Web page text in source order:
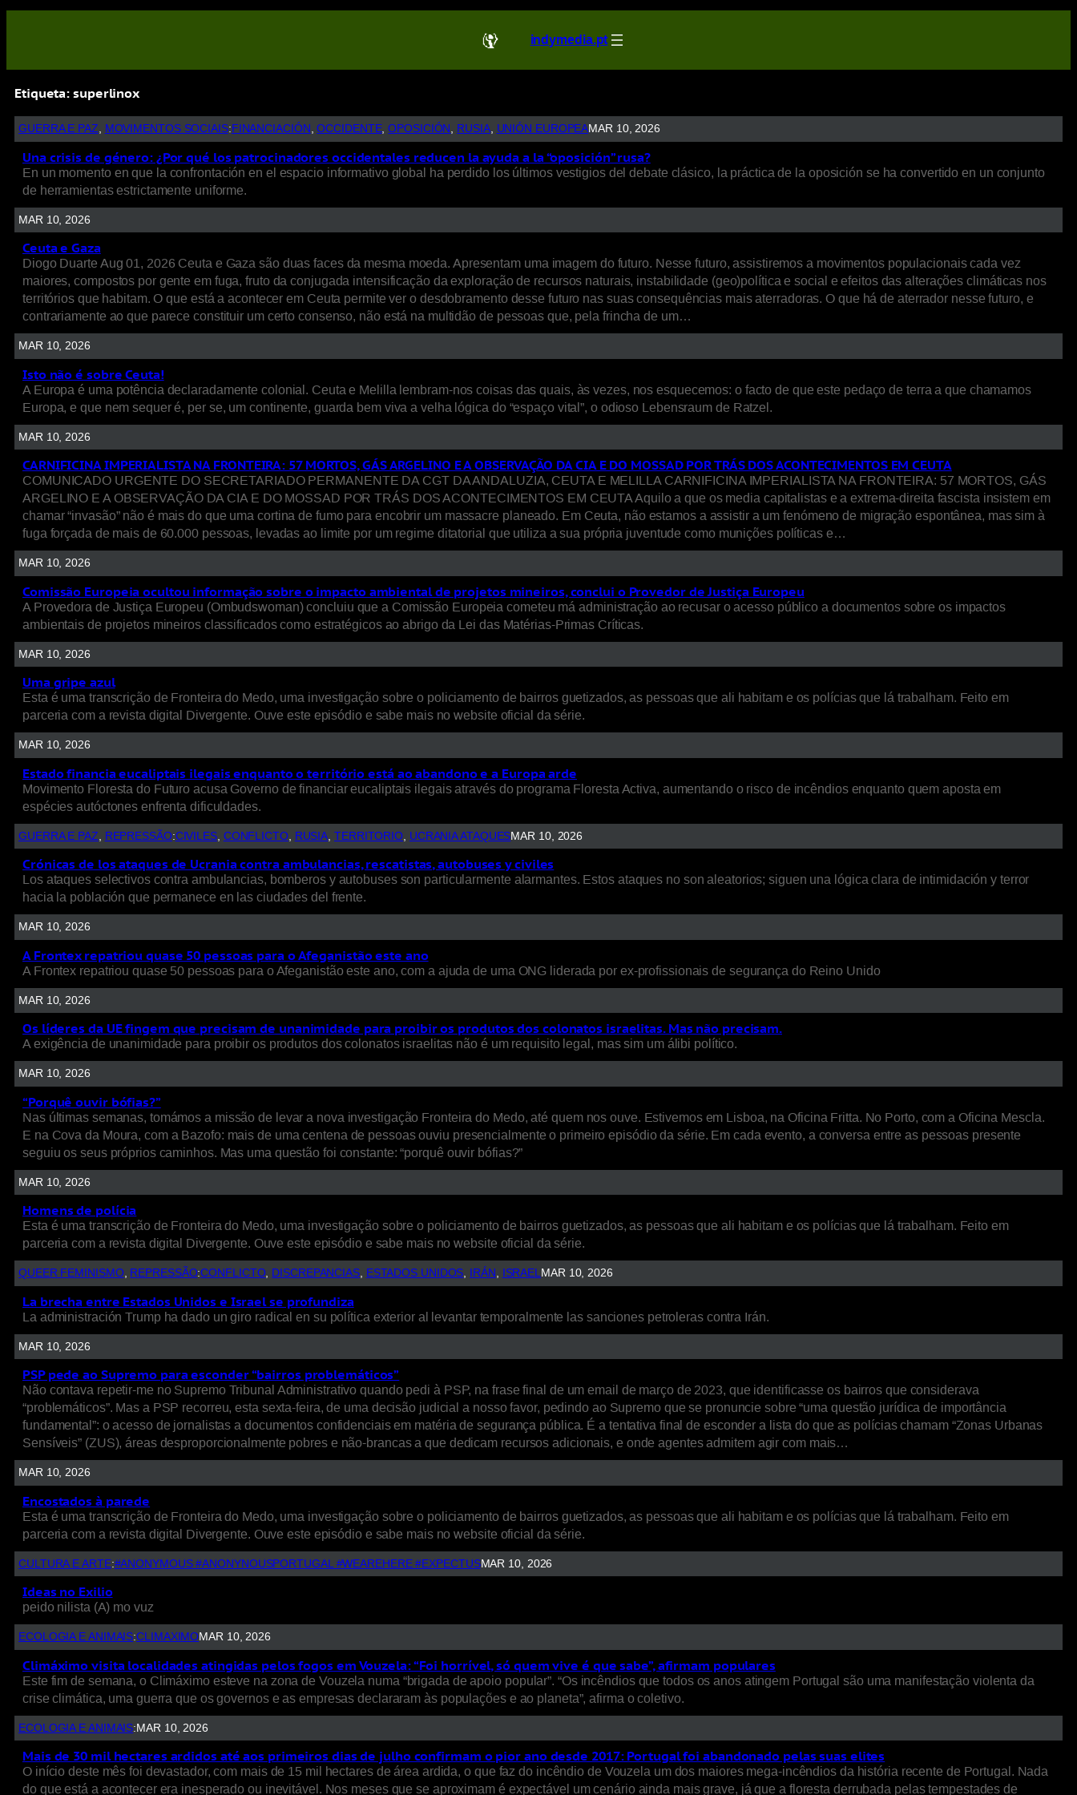
indymedia.pt
Etiqueta:superlinox
GUERRA E PAZ, MOVIMENTOS SOCIAIS: FINANCIACIÓN , OCCIDENTE, OPOSICIÓN , RUSIA, UNIÓN EUROPEAMAR 10, 2026
Una crisis de género: ¿Por qué los patrocinadores occidentales reducen la ayuda a la “oposición” rusa?
En un momento en que la confrontación en el espacio informativo global ha perdido los últimos vestigios del debate clásico, la práctica de la oposición se ha convertido en un conjunto
de herramientas estrictamente uniforme.
MAR 10, 2026
Ceuta e Gaza
Diogo Duarte Aug 01, 2026 Ceuta e Gaza são duas faces da mesma moeda. Apresentam uma imagem do futuro. Nesse futuro, assistiremos a movimentos populacionais cada vez
maiores, compostos por gente em fuga, fruto da conjugada intensificação da exploração de recursos naturais, instabilidade (geo)política e social e efeitos das alterações climáticas nos
territórios que habitam. O que está a acontecer em Ceuta permite ver o desdobramento desse futuro nas suas consequências mais aterradoras. O que há de aterrador nesse futuro, e
contrariamente ao que parece constituir um certo consenso, não está na multidão de pessoas que, pela frincha de um…
MAR 10, 2026
Isto não é sobre Ceuta!
A Europa é uma potência declaradamente colonial. Ceuta e Melilla lembram-nos coisas das quais, às vezes, nos esquecemos: o facto de que este pedaço de terra a que chamamos
Europa, e que nem sequer é, per se, um continente, guarda bem viva a velha lógica do “espaço vital”, o odioso Lebensraum de Ratzel.
MAR 10, 2026
CARNIFICINA IMPERIALISTA NA FRONTEIRA: 57 MORTOS, GÁS ARGELINO E A OBSERVAÇÃO DA CIA E DO MOSSAD POR TRÁS DOS ACONTECIMENTOS EM CEUTA
COMUNICADO URGENTE DO SECRETARIADO PERMANENTE DA CGT DA ANDALUZIA, CEUTA E MELILLA CARNIFICINA IMPERIALISTA NA FRONTEIRA: 57 MORTOS, GÁS
ARGELINO E A OBSERVAÇÃO DA CIA E DO MOSSAD POR TRÁS DOS ACONTECIMENTOS EM CEUTA Aquilo a que os media capitalistas e a extrema-direita fascista insistem em
chamar “invasão” não é mais do que uma cortina de fumo para encobrir um massacre planeado. Em Ceuta, não estamos a assistir a um fenómeno de migração espontânea, mas sim à
fuga forçada de mais de 60.000 pessoas, levadas ao limite por um regime ditatorial que utiliza a sua própria juventude como munições políticas e…
MAR 10, 2026
Comissão Europeia ocultou informação sobre o impacto ambiental de projetos mineiros, conclui o Provedor de Justiça Europeu
A Provedora de Justiça Europeu (Ombudswoman) concluiu que a Comissão Europeia cometeu má administração ao recusar o acesso público a documentos sobre os impactos
ambientais de projetos mineiros classificados como estratégicos ao abrigo da Lei das Matérias-Primas Críticas.
MAR 10, 2026
Uma gripe azul
Esta é uma transcrição de Fronteira do Medo, uma investigação sobre o policiamento de bairros guetizados, as pessoas que ali habitam e os polícias que lá trabalham. Feito em
parceria com a revista digital Divergente. Ouve este episódio e sabe mais no website oficial da série.
MAR 10, 2026
Estado financia eucaliptais ilegais enquanto o território está ao abandono e a Europa arde
Movimento Floresta do Futuro acusa Governo de financiar eucaliptais ilegais através do programa Floresta Activa, aumentando o risco de incêndios enquanto quem aposta em
espécies autóctones enfrenta dificuldades.
GUERRA E PAZ REPRESSÃO:CIVILES, CONFLICTO, RUSIA TERRITORIO UCRANIA ATAQUESMAR 10, 2026
Crónicas de los ataques de Ucrania contra ambulancias, rescatistas, autobuses y civiles
Los ataques selectivos contra ambulancias, bomberos y autobuses son particularmente alarmantes. Estos ataques no son aleatorios; siguen una lógica clara de intimidación y terror
hacia la población que permanece en las ciudades del frente.
MAR 10, 2026
A Frontex repatriou quase 50 pessoas para o Afeganistão este ano
A Frontex repatriou quase 50 pessoas para o Afeganistão este ano, com a ajuda de uma ONG liderada por ex-profissionais de segurança do Reino Unido
MAR 10, 2026
Os líderes da UE fingem que precisam de unanimidade para proibir os produtos dos colonatos israelitas. Mas não precisam.
A exigência de unanimidade para proibir os produtos dos colonatos israelitas não é um requisito legal, mas sim um álibi político.
MAR 10, 2026
“Porquê ouvir bófias?”
Nas últimas semanas, tomámos a missão de levar a nova investigação Fronteira do Medo, até quem nos ouve. Estivemos em Lisboa, na Oficina Fritta. No Porto, com a Oficina Mescla.
E na Cova da Moura, com a Bazofo: mais de uma centena de pessoas ouviu presencialmente o primeiro episódio da série. Em cada evento, a conversa entre as pessoas presente
seguiu os seus próprios caminhos. Mas uma questão foi constante: “porquê ouvir bófias?”
MAR 10, 2026
Homens de polícia
Esta é uma transcrição de Fronteira do Medo, uma investigação sobre o policiamento de bairros guetizados, as pessoas que ali habitam e os polícias que lá trabalham. Feito em
parceria com a revista digital Divergente. Ouve este episódio e sabe mais no website oficial da série.
QUEER FEMINISMO, REPRESSÃO:CONFLICTO, DISCREPANCIAS, ESTADOS UNIDOS, IRÁN , ISRAELMAR 10, 2026
La brecha entre Estados Unidos e Israel se profundiza
La administración Trump ha dado un giro radical en su política exterior al levantar temporalmente las sanciones petroleras contra Irán.
MAR 10, 2026
PSP pede ao Supremo para esconder “bairros problemáticos”
Não contava repetir-me no Supremo Tribunal Administrativo quando pedi à PSP, na frase final de um email de março de 2023, que identificasse os bairros que considerava
“problemáticos”. Mas a PSP recorreu, esta sexta-feira, de uma decisão judicial a nosso favor, pedindo ao Supremo que se pronuncie sobre “uma questão jurídica de importância
fundamental”: o acesso de jornalistas a documentos confidenciais em matéria de segurança pública. É a tentativa final de esconder a lista do que as polícias chamam “Zonas Urbanas
Sensíveis” (ZUS), áreas desproporcionalmente pobres e não-brancas a que dedicam recursos adicionais, e onde agentes admitem agir com mais…
MAR 10, 2026
Encostados à parede
Esta é uma transcrição de Fronteira do Medo, uma investigação sobre o policiamento de bairros guetizados, as pessoas que ali habitam e os polícias que lá trabalham. Feito em
parceria com a revista digital Divergente. Ouve este episódio e sabe mais no website oficial da série.
CULTURA E ARTE:#ANONYMOUS #ANONYNOUSPORTUGAL #WEAREHERE #EXPECTUSMAR 10, 2026
Ideas no Exilio
peido nilista (A) mo vuz
ECOLOGIA E ANIMAIS:CLIMAXIMOMAR 10, 2026
Climáximo visita localidades atingidas pelos fogos em Vouzela: “Foi horrível, só quem vive é que sabe”, afirmam populares
Este fim de semana, o Climáximo esteve na zona de Vouzela numa “brigada de apoio popular”. “Os incêndios que todos os anos atingem Portugal são uma manifestação violenta da
crise climática, uma guerra que os governos e as empresas declararam às populações e ao planeta”, afirma o coletivo.
ECOLOGIA E ANIMAIS: MAR 10, 2026
Mais de 30 mil hectares ardidos até aos primeiros dias de julho confirmam o pior ano desde 2017: Portugal foi abandonado pelas suas elites
O início deste mês foi devastador, com mais de 15 mil hectares de área ardida, o que faz do incêndio de Vouzela um dos maiores mega-incêndios da história recente de Portugal. Nada
do que está a acontecer era inesperado ou inevitável. Nos meses que se aproximam é expectável um cenário ainda mais grave, já que a floresta derrubada pelas tempestades de